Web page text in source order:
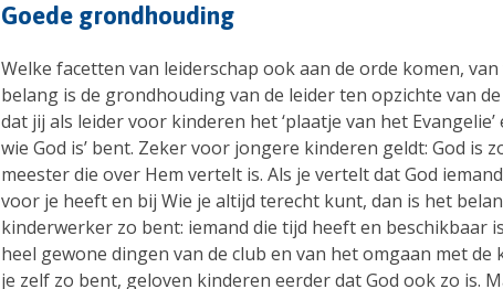
Goede grondhouding
Welke facetten van leiderschap ook aan de orde komen,
belang is de grondhouding van de leider ten opzichte van
dat jij als leider voor kinderen het ‘plaatje van het Evangelie’
wie God is’ bent. Zeker voor jongere kinderen geldt: God is
meester die over Hem vertelt is. Als je vertelt dat God
voor je heeft en bij Wie je altijd terecht kunt, dan is het
kinderwerker zo bent: iemand die tijd heeft en beschikbaar
heel gewone dingen van de club en van het omgaan met de
je zelf zo bent, geloven kinderen eerder dat God ook zo is.